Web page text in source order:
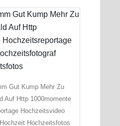
Gut Kump Mehr Zu
Auf Http 1000momente
Hochzeitsvideo
Hochzeitsfotos